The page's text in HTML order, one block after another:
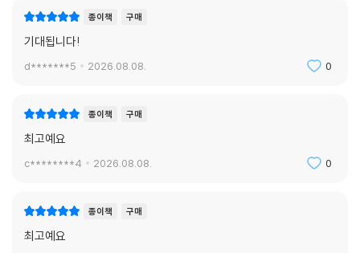
종이책 구매
기대됩니다!
d*******5 2026.08.08. 0
종이책 구매
최고예요
c********4 2026.08.08. 0
종이책 구매
최고예요